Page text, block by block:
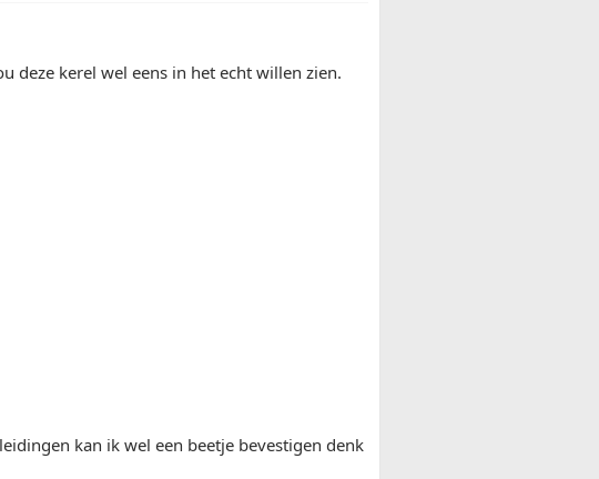
deze kerel wel eens in het echt willen zien.
kan ik wel een beetje bevestigen denk